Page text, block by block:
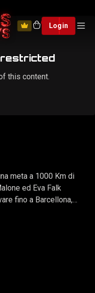
Login
restricted
this content.
meta a 1000 Km di
ed Eva Falk
fino a Barcellona,
locale vi è Steve